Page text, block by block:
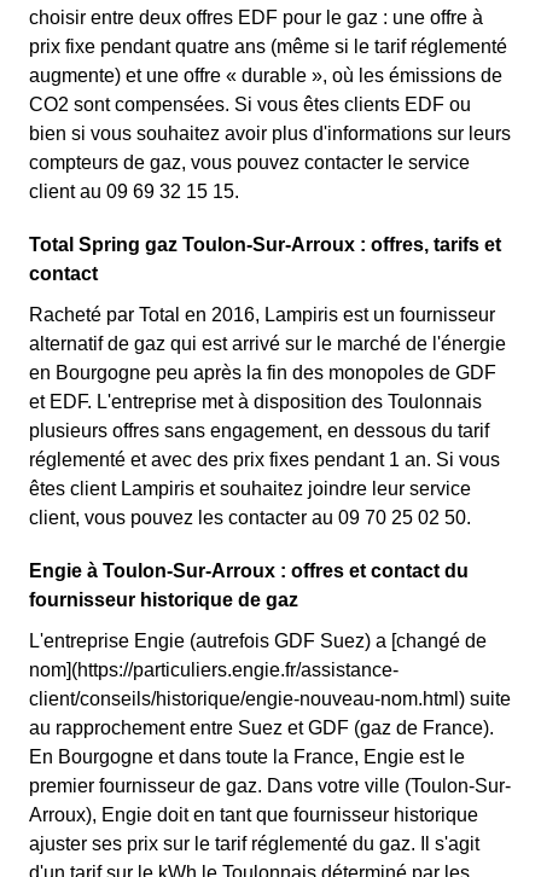
choisir entre deux offres EDF pour le gaz : une offre à
prix fixe pendant quatre ans (même si le tarif réglementé
augmente) et une offre « durable », où les émissions de
CO2 sont compensées. Si vous êtes clients EDF ou
bien si vous souhaitez avoir plus d'informations sur leurs
compteurs de gaz, vous pouvez contacter le service
client au 09 69 32 15 15.
Total Spring gaz Toulon-Sur-Arroux : offres, tarifs et
contact
Racheté par Total en 2016, Lampiris est un fournisseur
alternatif de gaz qui est arrivé sur le marché de l'énergie
en Bourgogne peu après la fin des monopoles de GDF
et EDF. L'entreprise met à disposition des Toulonnais
plusieurs offres sans engagement, en dessous du tarif
réglementé et avec des prix fixes pendant 1 an. Si vous
êtes client Lampiris et souhaitez joindre leur service
client, vous pouvez les contacter au 09 70 25 02 50.
Engie à Toulon-Sur-Arroux : offres et contact du
fournisseur historique de gaz
L'entreprise Engie (autrefois GDF Suez) a [changé de
nom](https://particuliers.engie.fr/assistance-
client/conseils/historique/engie-nouveau-nom.html) suite
au rapprochement entre Suez et GDF (gaz de France).
En Bourgogne et dans toute la France, Engie est le
premier fournisseur de gaz. Dans votre ville (Toulon-Sur-
Arroux), Engie doit en tant que fournisseur historique
ajuster ses prix sur le tarif réglementé du gaz. Il s'agit
d'un tarif sur le kWh le Toulonnais déterminé par les